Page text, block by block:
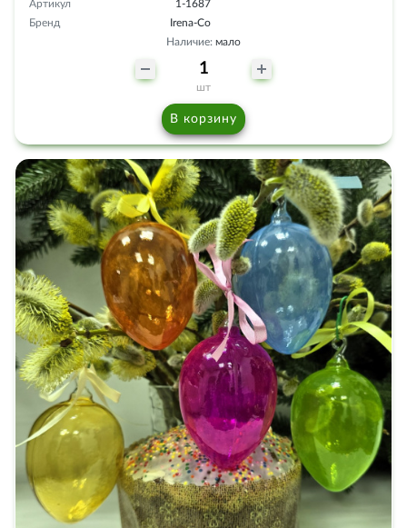
Артикул
1-1687
Бренд
Irena-Co
Наличие: мало
шт
В корзину